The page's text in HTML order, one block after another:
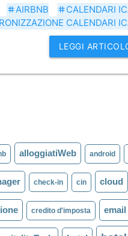
tag CALENDARI
tagAIRBNB
CALENDARI
LEGGI
alloggiatiWeb android
check-in cin cloud
credito d'imposta email